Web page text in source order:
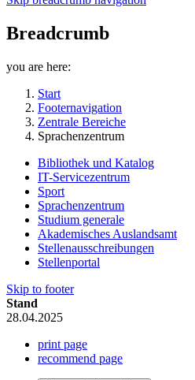
Breadcrumb
you are here:
Start
Footernavigation
Zentrale Bereiche
Sprachenzentrum
Bibliothek und Katalog
IT-Servicezentrum
Sport
Sprachenzentrum
Studium generale
Akademisches Auslandsamt
Stellenausschreibungen
Stellenportal
Skip to footer
Stand
28.04.2025
print page
recommend page